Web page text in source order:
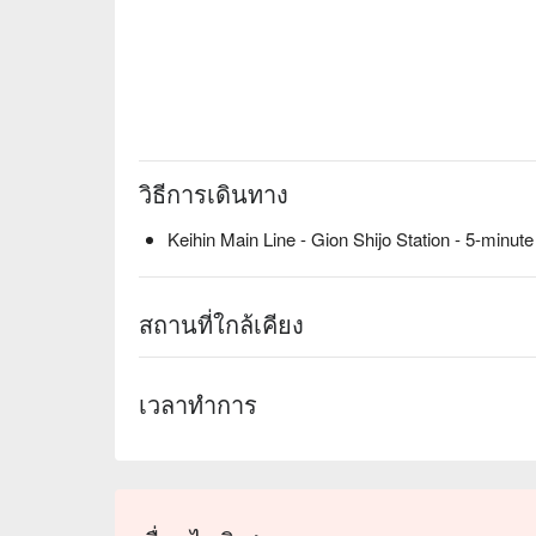
วิธีการเดินทาง
Keihin Main Line - Gion Shijo Station - 5-
สถานที่ใกล้เคียง
เวลาทำการ